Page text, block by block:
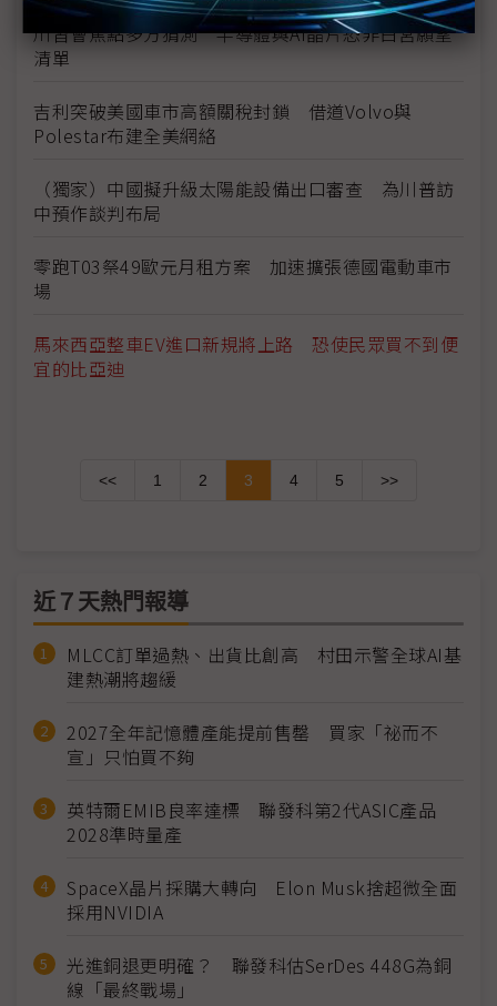
川習會焦點多方猜測 半導體與AI晶片恐非白宮願望
清單
吉利突破美國車市高額關稅封鎖 借道Volvo與
Polestar布建全美網絡
（獨家）中國擬升級太陽能設備出口審查 為川普訪
中預作談判布局
零跑T03祭49歐元月租方案 加速擴張德國電動車市
場
馬來西亞整車EV進口新規將上路 恐使民眾買不到便
宜的比亞迪
<< 1 2 3 4 5 >>
近７天熱門報導
MLCC訂單過熱、出貨比創高 村田示警全球AI基
建熱潮將趨緩
2027全年記憶體產能提前售罄 買家「祕而不
宣」只怕買不夠
英特爾EMIB良率達標 聯發科第2代ASIC產品
2028準時量產
SpaceX晶片採購大轉向 Elon Musk捨超微全面
採用NVIDIA
光進銅退更明確？ 聯發科估SerDes 448G為銅
線「最終戰場」